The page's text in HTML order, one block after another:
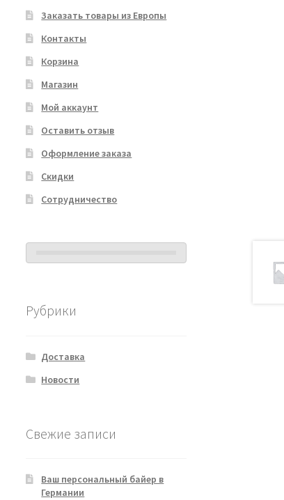
Заказать товары из Европы
Контакты
Корзина
Магазин
Мой аккаунт
Оставить отзыв
Оформление заказа
Скидки
Сотрудничество
Рубрики
Доставка
Новости
Свежие записи
Ваш персональный байер в
Германии